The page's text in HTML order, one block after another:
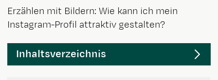
Erzählen mit Bildern: Wie kann ich mein
Instagram-Profil attraktiv gestalten?
Inhaltsverzeichnis